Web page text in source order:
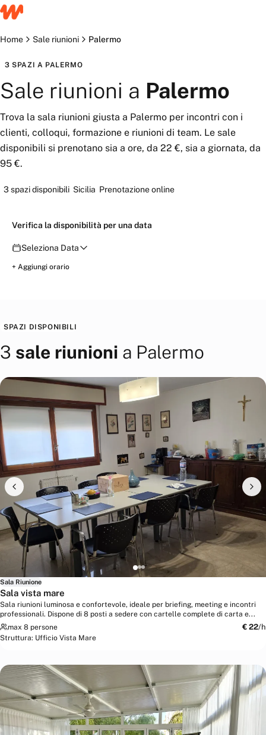
Home Sale riunioni Palermo
3 SPAZI A PALERMO
Sale riunioni a Palermo
Trova la sala riunioni giusta a Palermo per incontri con i
clienti, colloqui, formazione e riunioni di team. Le sale
disponibili si prenotano sia a ore, da 22 €, sia a giornata, da
95 €.
3 spazi disponibili Sicilia Prenotazione online
Verifica la disponibilità per una data
Seleziona Data
+ Aggiungi orario
SPAZI DISPONIBILI
3 sale riunioni a Palermo
Sala Riunione
Sala vista mare
Sala riunioni luminosa e confortevole, ideale per briefing, meeting e incontri
professionali. Dispone di 8 posti a sedere con cartelle complete di carta e...
max 8 persone
€ 22/h
Struttura: Ufficio Vista Mare